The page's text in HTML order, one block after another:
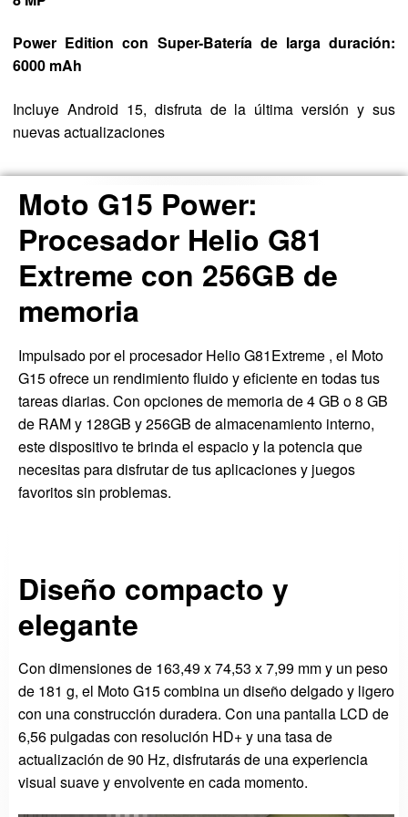
Power Edition con Super-Batería de larga duración:
6000 mAh
Incluye Android 15, disfruta de la última versión y sus
nuevas actualizaciones
Moto G15 Power:
Procesador Helio G81
Extreme con 256GB de
memoria
Impulsado por el procesador Helio G81Extreme , el Moto
G15 ofrece un rendimiento fluido y eficiente en todas tus
tareas diarias. Con opciones de memoria de 4 GB o 8 GB
de RAM y 128GB y 256GB de almacenamiento interno,
este dispositivo te brinda el espacio y la potencia que
necesitas para disfrutar de tus aplicaciones y juegos
favoritos sin problemas.
Diseño compacto y
elegante
Con dimensiones de 163,49 x 74,53 x 7,99 mm y un peso
de 181 g, el Moto G15 combina un diseño delgado y ligero
con una construcción duradera. Con una pantalla LCD de
6,56 pulgadas con resolución HD+ y una tasa de
actualización de 90 Hz, disfrutarás de una experiencia
visual suave y envolvente en cada momento.